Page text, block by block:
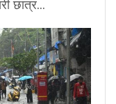
छात्र...